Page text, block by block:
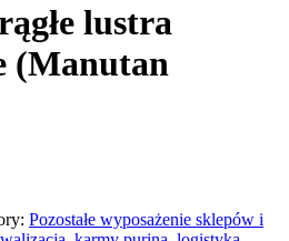
lustra
(Manutan
Pozostałe wyposażenie sklepów i